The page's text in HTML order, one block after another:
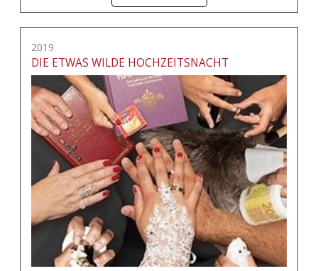
2019
DIE ETWAS WILDE HOCHZEITSNACHT